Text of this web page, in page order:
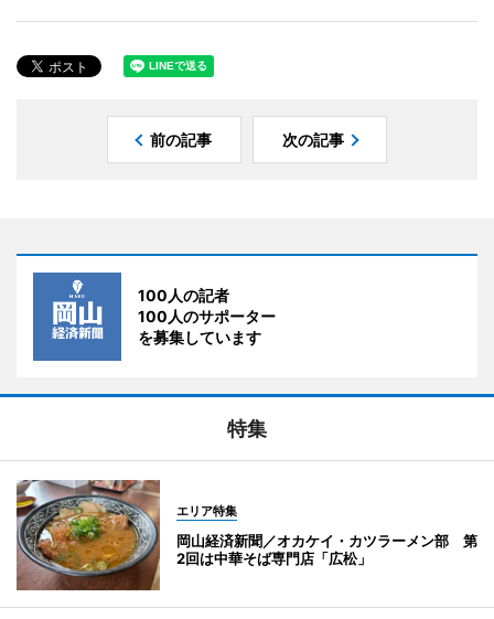
前の記事 次の記事
100人の記者
100人のサポーター
を募集しています
特集
エリア特集
岡山経済新聞／オカケイ・カツラーメン部 第
2回は中華そば専門店「広松」